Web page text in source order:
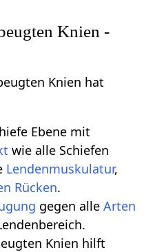
Knien -
Knien hat
Ebene mit
wie alle Schiefen
Lendenmuskulatur,
Rücken.
gegen alle Arten
Knien hilft